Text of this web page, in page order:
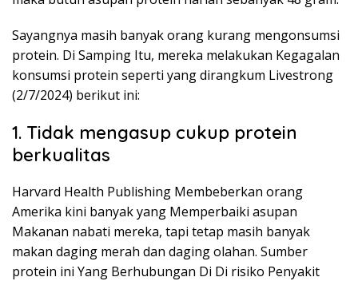
Sayangnya masih banyak orang kurang mengonsumsi
protein. Di Samping Itu, mereka melakukan Kegagalan
konsumsi protein seperti yang dirangkum Livestrong
(2/7/2024) berikut ini:
1. Tidak mengasup cukup protein
berkualitas
Harvard Health Publishing Membeberkan orang
Amerika kini banyak yang Memperbaiki asupan
Makanan nabati mereka, tapi tetap masih banyak
makan daging merah dan daging olahan. Sumber
protein ini Yang Berhubungan Di Di risiko Penyakit